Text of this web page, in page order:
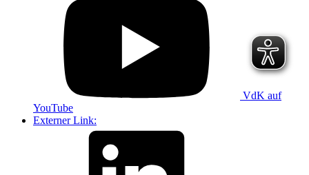
VdK auf
YouTube
Externer Link: